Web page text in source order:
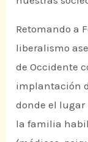
Retomando a
liberalismo
de Occidente
implantación
donde el lugar
la familia